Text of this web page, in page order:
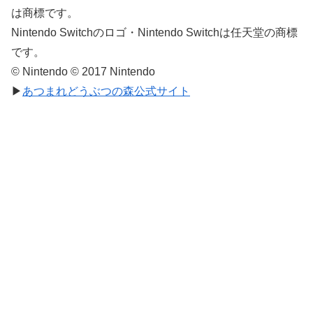
は商標です。
Nintendo Switchのロゴ・Nintendo Switchは任天堂の商標
です。
© Nintendo © 2017 Nintendo
▶ あつまれどうぶつの森公式サイト